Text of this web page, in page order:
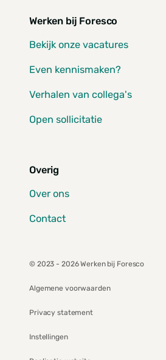
Werken bij Foresco
Bekijk onze vacatures
Even kennismaken?
Verhalen van collega's
Open sollicitatie
Overig
Over ons
Contact
© 2023 - 2026 Werken bij Foresco
Algemene voorwaarden
Privacy statement
Instellingen